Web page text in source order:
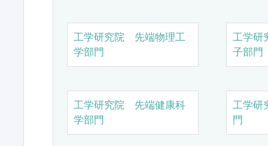
工学研究院 先端物理工
学部門
工学研
子部門
工学研究院 先端健康科
学部門
工学研
門